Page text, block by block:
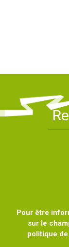
Pour être
sur le
politique